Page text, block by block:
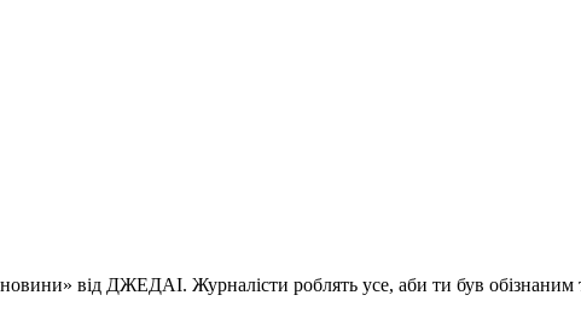
від ДЖЕДАІ. Журналісти роблять усе, аби ти був